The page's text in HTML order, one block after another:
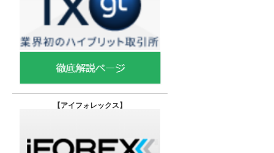
【アイフォレックス】